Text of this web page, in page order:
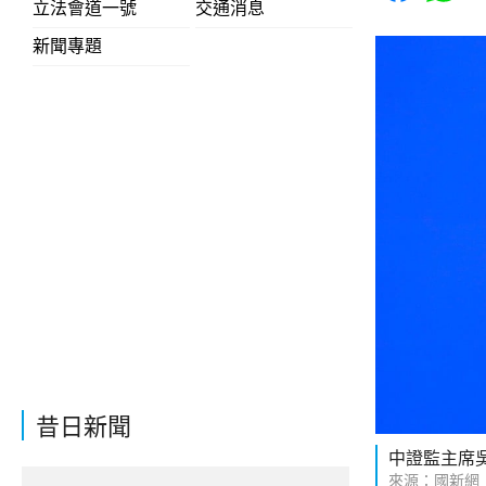
立法會道一號
交通消息
新聞專題
昔日新聞
中證監主席
來源：國新網